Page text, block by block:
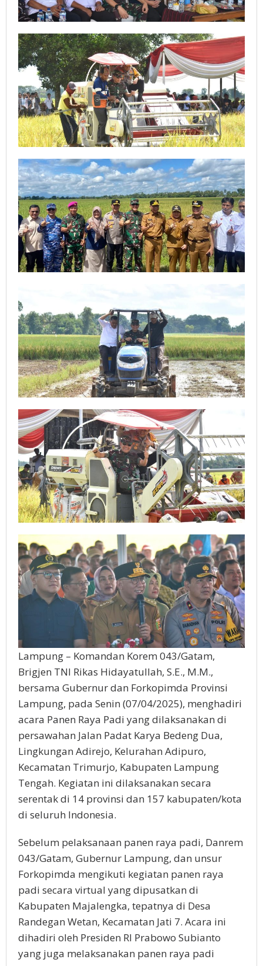
Lampung – Komandan Korem 043/Gatam,
Brigjen TNI Rikas Hidayatullah, S.E., M.M.,
bersama Gubernur dan Forkopimda Provinsi
Lampung, pada Senin (07/04/2025), menghadiri
acara Panen Raya Padi yang dilaksanakan di
persawahan Jalan Padat Karya Bedeng Dua,
Lingkungan Adirejo, Kelurahan Adipuro,
Kecamatan Trimurjo, Kabupaten Lampung
Tengah. Kegiatan ini dilaksanakan secara
serentak di 14 provinsi dan 157 kabupaten/kota
di seluruh Indonesia.
Sebelum pelaksanaan panen raya padi, Danrem
043/Gatam, Gubernur Lampung, dan unsur
Forkopimda mengikuti kegiatan panen raya
padi secara virtual yang dipusatkan di
Kabupaten Majalengka, tepatnya di Desa
Randegan Wetan, Kecamatan Jati 7. Acara ini
dihadiri oleh Presiden RI Prabowo Subianto
yang juga melaksanakan panen raya padi